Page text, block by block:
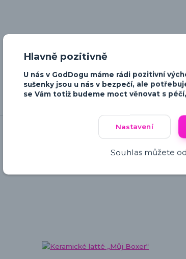
Související
Hlavně pozitivně
U nás v GodDogu máme rádi pozitivní
sušenky jsou u nás v bezpečí, ale
se Vám totiž budeme moct věnovat s
Nastavení
Souhlas můžete